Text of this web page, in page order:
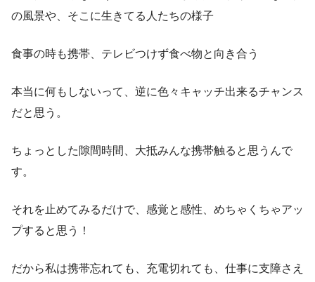
の風景や、そこに生きてる人たちの様子
食事の時も携帯、テレビつけず食べ物と向き合う
本当に何もしないって、逆に色々キャッチ出来るチャンス
だと思う。
ちょっとした隙間時間、大抵みんな携帯触ると思うんで
す。
それを止めてみるだけで、感覚と感性、めちゃくちゃアッ
プすると思う！
だから私は携帯忘れても、充電切れても、仕事に支障さえ